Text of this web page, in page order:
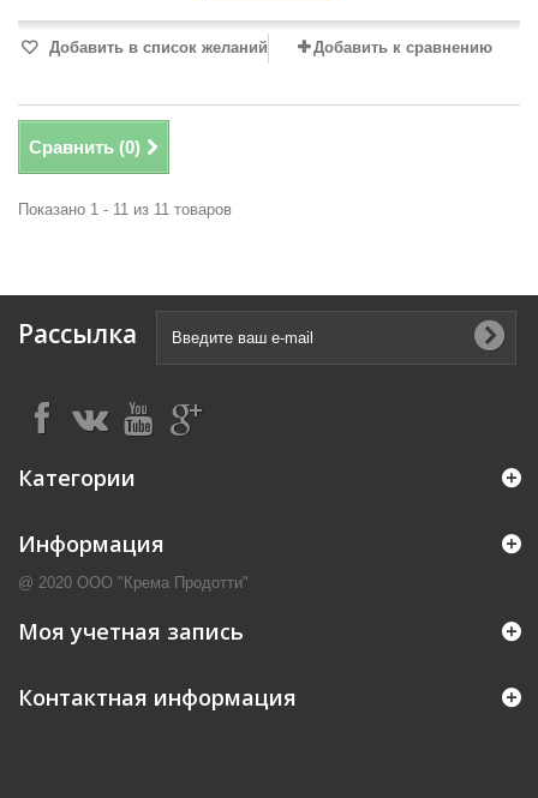
Добавить в список желаний Добавить к сравнению
Сравнить (0)
Показано 1 - 11 из 11 товаров
Рассылка
Категории
Информация
@ 2020 ООО "Крема Продотти"
Моя учетная запись
Контактная информация